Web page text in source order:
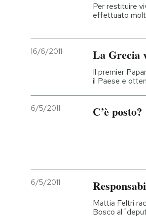
Per restituire
effettuato
16/6/2011 La Grecia
Il premier
il Paese e
6/5/2011 C’è posto?
6/5/2011
Mattia Feltri
Bosco al